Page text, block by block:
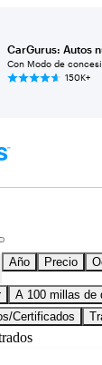
CarGurus: Autos
Con Modo de
150K+
Año Precio
A 100 millas de
Certificados